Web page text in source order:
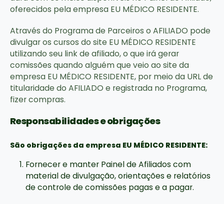
oferecidos pela empresa EU MÉDICO RESIDENTE.
Através do Programa de Parceiros o AFILIADO pode
divulgar os cursos do site EU MÉDICO RESIDENTE
utilizando seu link de afiliado, o que irá gerar
comissões quando alguém que veio ao site da
empresa EU MÉDICO RESIDENTE, por meio da URL de
titularidade do AFILIADO e registrada no Programa,
fizer compras.
Responsabilidades e obrigações
São obrigações da empresa EU MÉDICO RESIDENTE:
Fornecer e manter Painel de Afiliados com
material de divulgação, orientações e relatórios
de controle de comissões pagas e a pagar.